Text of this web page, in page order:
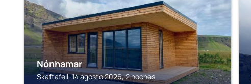
Nónhamar
Skaftafell, 14 agosto 2026, 2 noches